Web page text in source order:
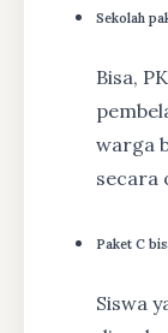
Sekolah
Bisa,
warga
secara
Paket C
Siswa